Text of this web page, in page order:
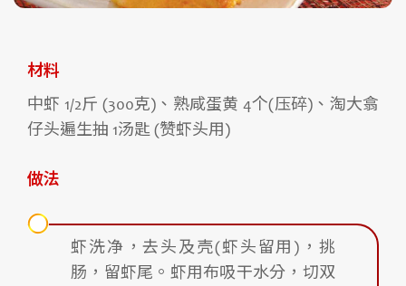
材料
中虾 1/2斤 (300克)、熟咸蛋黄 4个(压碎)、淘大翕
仔头遍生抽 1汤匙 (赞虾头用)
做法
虾洗净，去头及壳(虾头留用)，挑
肠，留虾尾。虾用布吸干水分，切双